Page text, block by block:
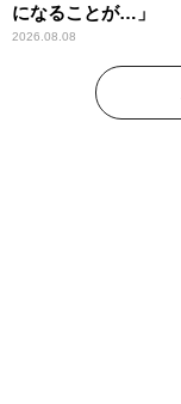
になることが…」
2026.08.08